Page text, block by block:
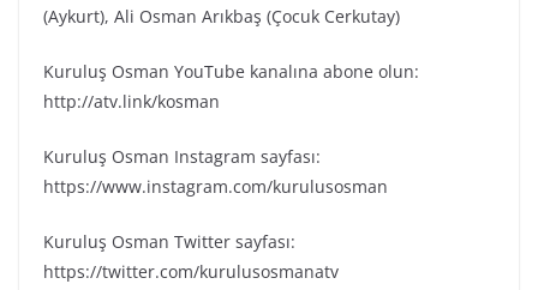
(Aykurt), Ali Osman Arıkbaş (Çocuk Cerkutay)
Kuruluş Osman YouTube kanalına abone olun:
http://atv.link/kosman
Kuruluş Osman Instagram sayfası:
https://www.instagram.com/kurulusosman
Kuruluş Osman Twitter sayfası:
https://twitter.com/kurulusosmanatv